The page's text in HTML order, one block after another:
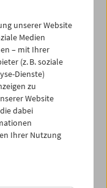
unserer Website
Medien
– mit Ihrer
(z. B. soziale
Dienste)
zu
Website
dabei
Ihrer Nutzung